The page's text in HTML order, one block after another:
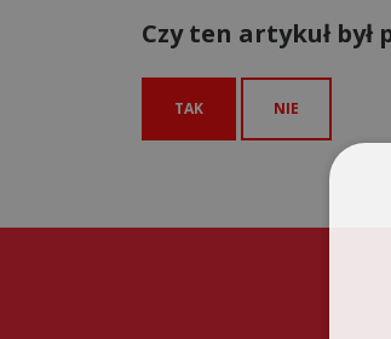
Czy ten artykuł był
TAK NIE